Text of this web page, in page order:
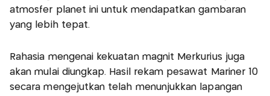
atmosfer planet ini untuk mendapatkan gambaran
yang lebih tepat.
Rahasia mengenai kekuatan magnit Merkurius juga
akan mulai diungkap. Hasil rekam pesawat Mariner 10
secara mengejutkan telah menunjukkan lapangan